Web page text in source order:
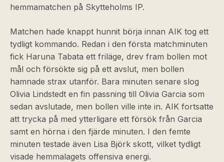
hemmamatchen på Skytteholms IP.
Matchen hade knappt hunnit börja innan AIK tog ett
tydligt kommando. Redan i den första matchminuten
fick Haruna Tabata ett friläge, drev fram bollen mot
mål och försökte sig på ett avslut, men bollen
hamnade strax utanför. Bara minuten senare slog
Olivia Lindstedt en fin passning till Olivia Garcia som
sedan avslutade, men bollen ville inte in. AIK fortsatte
att trycka på med ytterligare ett försök från Garcia
samt en hörna i den fjärde minuten. I den femte
minuten testade även Lisa Björk skott, vilket tydligt
visade hemmalagets offensiva energi.